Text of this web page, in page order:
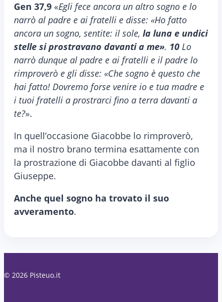
Gen 37,9 «Egli fece ancora un altro sogno e lo
narrò al padre e ai fratelli e disse: «Ho fatto
ancora un sogno, sentite: il sole, la luna e undici
stelle si prostravano davanti a me». 10 Lo
narrò dunque al padre e ai fratelli e il padre lo
rimproverò e gli disse: «Che sogno è questo che
hai fatto! Dovremo forse venire io e tua madre e
i tuoi fratelli a prostrarci fino a terra davanti a
te?».
In quell’occasione Giacobbe lo rimproverò,
ma il nostro brano termina esattamente con
la prostrazione di Giacobbe davanti al figlio
Giuseppe.
Anche quel sogno ha trovato il suo
avveramento.
© 2026 Pisteuo.it